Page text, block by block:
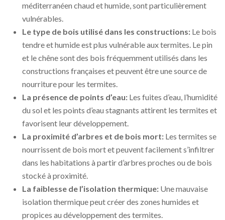
méditerranéen chaud et humide, sont particulièrement
vulnérables.
Le type de bois utilisé dans les constructions: Le bois
tendre et humide est plus vulnérable aux termites. Le pin
et le chêne sont des bois fréquemment utilisés dans les
constructions françaises et peuvent être une source de
nourriture pour les termites.
La présence de points d’eau: Les fuites d’eau, l’humidité
du sol et les points d’eau stagnants attirent les termites et
favorisent leur développement.
La proximité d’arbres et de bois mort: Les termites se
nourrissent de bois mort et peuvent facilement s’infiltrer
dans les habitations à partir d’arbres proches ou de bois
stocké à proximité.
La faiblesse de l’isolation thermique: Une mauvaise
isolation thermique peut créer des zones humides et
propices au développement des termites.